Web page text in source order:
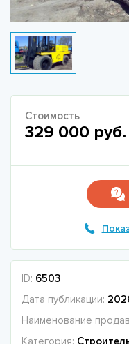
Стоимость
329 000 руб.
ID: 6503
Дата публикации:
Наименование
Категория: